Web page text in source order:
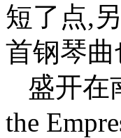
短了点,
首钢琴
盛开在
the